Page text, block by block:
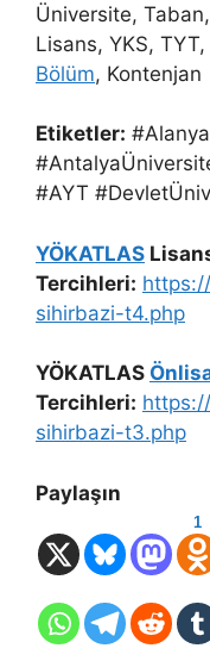
Üniversite, Taban,
Lisans, YKS,
Bölüm, Kontenjan
Etiketler:
#AYT
YÖKATLAS
Tercihleri:
sihirbazi-t4.php
YÖKATLAS
Tercihleri:
sihirbazi-t3.php
Paylaşın
1